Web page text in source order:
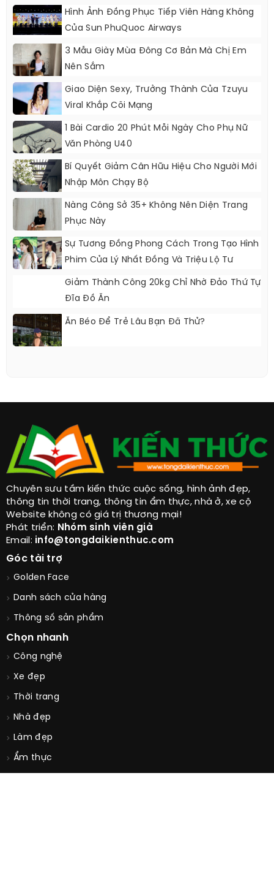
Hình Ảnh Đồng Phục Tiếp Viên Hàng Không
Của Sun PhuQuoc Airways
3 Mẫu Giày Mùa Đông Cơ Bản Mà Chị Em
Nên Sắm
Giao Diện Sexy, Trưởng Thành Của Tzuyu
Viral Khắp Cõi Mạng
1 Bài Cardio 20 Phút Mỗi Ngày Cho Phụ Nữ
Văn Phòng U40
Bí Quyết Giảm Cân Hữu Hiệu Cho Người Mới
Nhập Môn Chạy Bộ
Nàng Công Sở 35+ Không Nên Diện Trang
Phục Này
Sự Tương Đồng Phong Cách Trong Tạo Hình
Phim Của Lý Nhất Đồng Và Triệu Lộ Tư
Giảm Thành Công 20kg Chỉ Nhờ Đảo Thứ Tự
Đĩa Đồ Ăn
Ăn Béo Để Trẻ Lâu Bạn Đã Thử?
Chuyên sưu tầm kiến thức cuộc sống, hình ảnh đẹp,
thông tin thời trang, thông tin ẩm thực, nhà ở, xe cộ
Website không có giá trị thương mại!
Phát triển: Nhóm sinh viên già
Email: info@tongdaikienthuc.com
Góc tài trợ
Golden Face
Danh sách cửa hàng
Thông số sản phẩm
Chọn nhanh
Công nghệ
Xe đẹp
Thời trang
Nhà đẹp
Làm đẹp
Ẩm thực